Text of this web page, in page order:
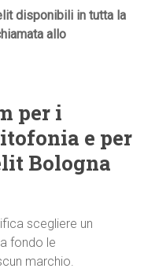
disponibili in tutta la
allo
per i
e per
Bologna
scegliere un
fondo le
marchio.